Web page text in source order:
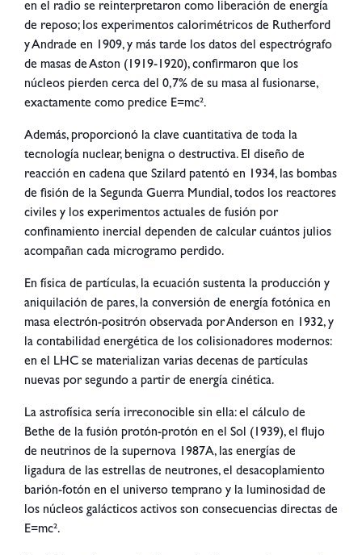
en el radio se reinterpretaron como liberación de energía
de reposo; los experimentos calorimétricos de Rutherford
y Andrade en 1909, y más tarde los datos del espectrógrafo
de masas de Aston (1919-1920), confirmaron que los
núcleos pierden cerca del 0,7% de su masa al fusionarse,
exactamente como predice E=mc².
Además, proporcionó la clave cuantitativa de toda la
tecnología nuclear, benigna o destructiva. El diseño de
reacción en cadena que Szilard patentó en 1934, las bombas
de fisión de la Segunda Guerra Mundial, todos los reactores
civiles y los experimentos actuales de fusión por
confinamiento inercial dependen de calcular cuántos julios
acompañan cada microgramo perdido.
En física de partículas, la ecuación sustenta la producción y
aniquilación de pares, la conversión de energía fotónica en
masa electrón-positrón observada por Anderson en 1932, y
la contabilidad energética de los colisionadores modernos:
en el LHC se materializan varias decenas de partículas
nuevas por segundo a partir de energía cinética.
La astrofísica sería irreconocible sin ella: el cálculo de
Bethe de la fusión protón-protón en el Sol (1939), el flujo
de neutrinos de la supernova 1987A, las energías de
ligadura de las estrellas de neutrones, el desacoplamiento
barión-fotón en el universo temprano y la luminosidad de
los núcleos galácticos activos son consecuencias directas de
E=mc².